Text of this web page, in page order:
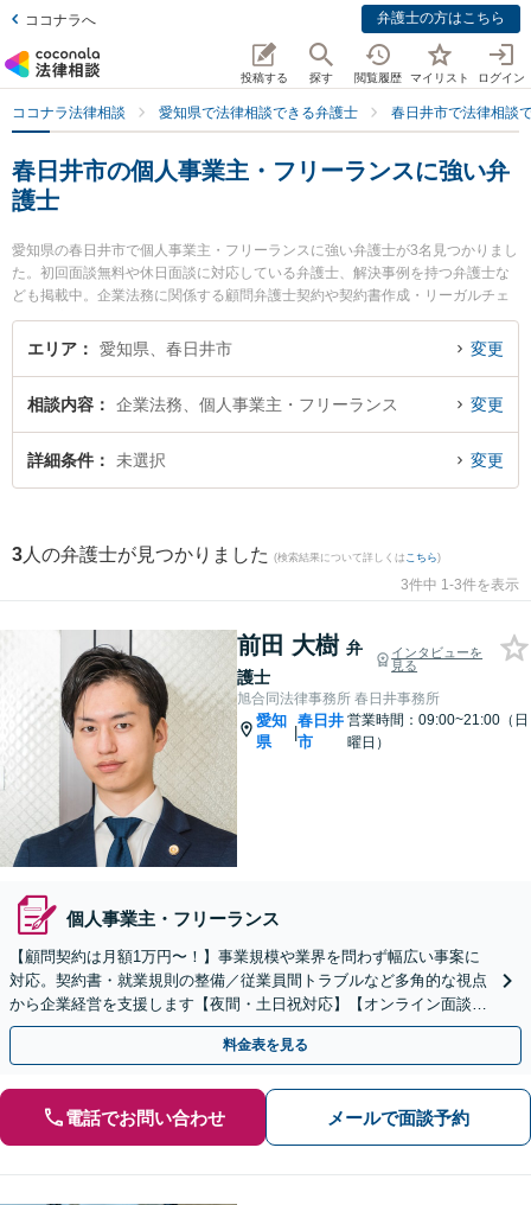
ココナラへ 弁護士の方はこちら
投稿する 探す 閲覧履歴 マイリスト ログイン
ココナラ法律相談 愛知県で法律相談できる弁護士 春日井市で法律相談
春日井市の個人事業主・フリーランスに強い弁
護士
愛知県の春日井市で個人事業主・フリーランスに強い弁護士が3名見つかりまし
た。初回面談無料や休日面談に対応している弁護士、解決事例を持つ弁護士な
ども掲載中。企業法務に関係する顧問弁護士契約や契約書作成・リーガルチェ
ック、雇用契約書・就業規則作成等の細かな分野での絞り込み検索もでき便利
です。特に旭合同法律事務所 春日井事務所の前田 大樹弁護士や弁護士法人中部
日井市で土日や夜間に発生した個人事業主・フリーランスのトラブルを今すぐ
に弁護士に相談したい』『個人事業主・フリーランスのトラブル解決の実績豊
富な近くの弁護士を検索したい』『初回相談無料で個人事業主・フリーランス
エリア 愛知県、春日井市 変更
相談内容 企業法務、個人事業主・フリーランス 変更
詳細条件 未選択 変更
3 人の弁護士が見つかりました (検索結果について詳しくは こちら)
3件中 1-3件を表示
前田 大樹 弁
護士
インタビューを
見る
旭合同法律事務所 春日井事務所
愛知
県
|
春日井
市
営業時間：09:00~21:00（日
曜日）
個人事業主・フリーランス
【顧問契約は月額1万円〜！】事業規模や業界を問わず幅広い事案に
対応。契約書・就業規則の整備／従業員間トラブルなど多角的な視点
から企業経営を支援します【夜間・土日祝対応】【オンライン面談
可】【完全個室】
料金表を見る
電話でお問い合わせ メールで面談予約